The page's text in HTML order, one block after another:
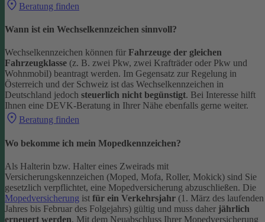
Beratung finden
Wann ist ein Wechselkennzeichen sinnvoll?
Wechselkennzeichen können für Fahrzeuge der gleichen
Fahrzeugklasse (z. B. zwei Pkw, zwei Krafträder oder Pkw und
Wohnmobil) beantragt werden. Im Gegensatz zur Regelung in
Österreich und der Schweiz ist das Wechselkennzeichen in
Deutschland jedoch steuerlich nicht begünstigt. Bei Interesse hilft
Ihnen eine DEVK-Beratung in Ihrer Nähe ebenfalls gerne weiter.
Beratung finden
Wo bekomme ich mein Mopedkennzeichen?
Als Halterin bzw. Halter eines Zweirads mit
Versicherungskennzeichen (Moped, Mofa, Roller, Mokick) sind Sie
gesetzlich verpflichtet, eine Mopedversicherung abzuschließen. Die
Mopedversicherung ist für ein Verkehrsjahr (1. März des laufenden
Jahres bis Februar des Folgejahrs) gültig und muss daher jährlich
erneuert werden. Mit dem Neuabschluss Ihrer Mopedversicherung